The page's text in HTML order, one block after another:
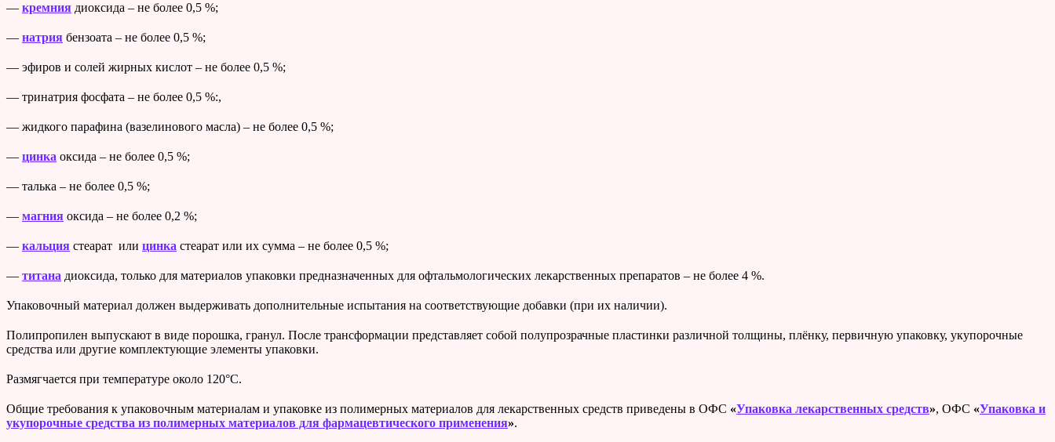
— кремния диоксида – не более 0,5 %;
— натрия бензоата – не более 0,5 %;
— эфиров и солей жирных кислот – не более 0,5 %;
— тринатрия фосфата – не более 0,5 %:,
— жидкого парафина (вазелинового масла) – не более 0,5 %;
— цинка оксида – не более 0,5 %;
— талька – не более 0,5 %;
— магния оксида – не более 0,2 %;
— кальция стеарат или цинка стеарат или их сумма – не более 0,5 %;
— титана диоксида, только для материалов упаковки предназначенных для офтальмологических лекарственных препаратов – не более 4 %.
Упаковочный материал должен выдерживать дополнительные испытания на соответствующие добавки (при их наличии).
Полипропилен выпускают в виде порошка, гранул. После трансформации представляет собой полупрозрачные пластинки различной толщины, плёнку, первичную упаковку, укупорочные
средства или другие комплектующие элементы упаковки.
Размягчается при температуре около 120°С.
Общие требования к упаковочным материалам и упаковке из полимерных материалов для лекарственных средств приведены в ОФС «Упаковка лекарственных средств», ОФС «Упаковка и
укупорочные средства из полимерных материалов для фармацевтического применения».